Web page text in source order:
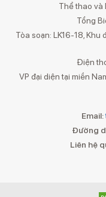
Thể thao và
Tổng
Tòa soạn: LK16-18, Khu
Điện
VP đại diện tại miền
Email:
Đường
Liên hệ